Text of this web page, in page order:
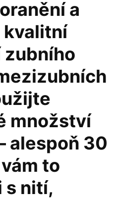
a
kvalitní
množství
alespoň 30
to
s nití,